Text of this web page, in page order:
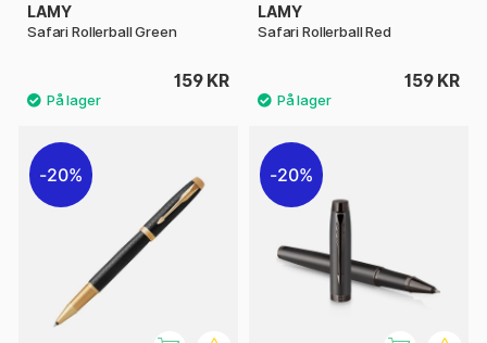
LAMY
Safari Rollerball Green
159 KR
LAMY
Safari Rollerball Red
159 KR
20% 20%